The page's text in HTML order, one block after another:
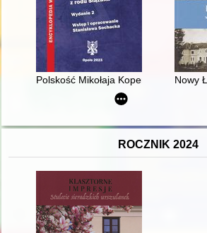
Polskość Mikołaja Kopernika z rodu
Nowy
ROCZNIK 2024